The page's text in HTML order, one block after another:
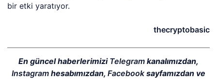
bir etki yaratıyor.
thecryptobasic
En güncel haberlerimizi Telegram kanalımızdan,
Instagramhesabımızdan, Facebooksayfamızdan ve